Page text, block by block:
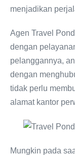
menjadikan
Agen Travel
dengan
pelanggannya,
dengan
tidak perlu
alamat kantor
Mungkin pada